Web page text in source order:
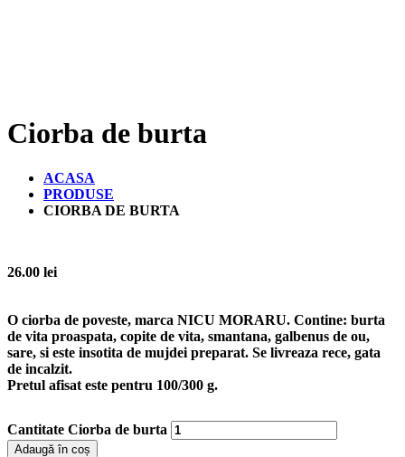
Ciorba de burta
ACASA
PRODUSE
CIORBA DE BURTA
26.00 lei
O ciorba de poveste, marca NICU MORARU. Contine: burta
de vita proaspata, copite de vita, smantana, galbenus de ou,
sare, si este insotita de mujdei preparat. Se livreaza rece, gata
de incalzit.
Pretul afisat este pentru 100/300 g.
Cantitate Ciorba de burta
Adaugă în coș